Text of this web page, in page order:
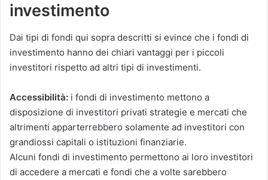
investimento
Dai tipi di fondi qui sopra descritti si evince che i fondi di
investimento hanno dei chiari vantaggi per i piccoli
investitori rispetto ad altri tipi di investimenti.
Accessibilità: i fondi di investimento mettono a
disposizione di investitori privati strategie e mercati che
altrimenti apparterrebbero solamente ad investitori con
grandiossi capitali o istituzioni finanziarie.
Alcuni fondi di investimento permettono ai loro investitori
di accedere a mercati e fondi che a volte sarebbero